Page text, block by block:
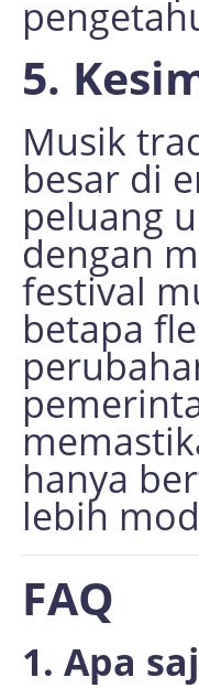
5.
Musik
besar di
peluang
dengan
festival
betapa
hanya
lebih
FAQ
1. Apa